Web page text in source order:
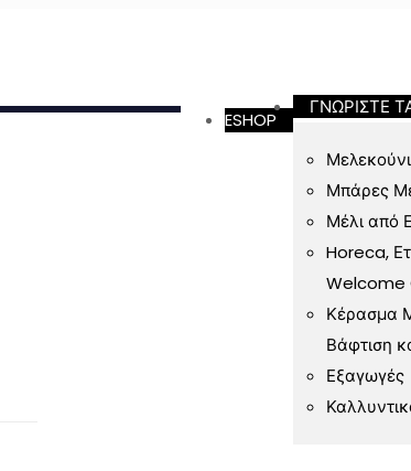
ESHOP
ΓΝΩΡΙΣΤΕ
Μπάρες
Μέλι από
Horeca,
Welcome
Κέρασμα
Βάφτιση
Εξαγωγές